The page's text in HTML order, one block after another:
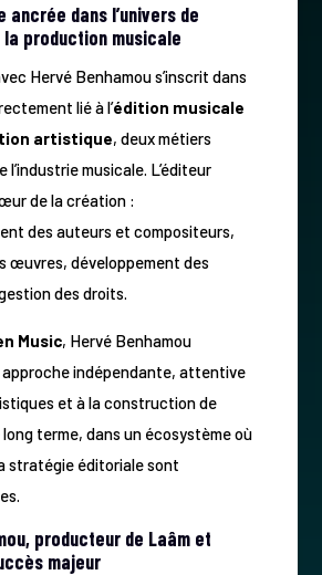
ancrée dans l’univers de
la production musicale
Hervé Benhamou s’inscrit dans
lié à l’édition musicale
artistique, deux métiers
musicale. L’éditeur
de la création :
des auteurs et compositeurs,
œuvres, développement des
des droits.
Music, Hervé Benhamou
approche indépendante, attentive
et à la construction de
terme, dans un écosystème où
stratégie éditoriale sont
producteur de Laâm et
majeur